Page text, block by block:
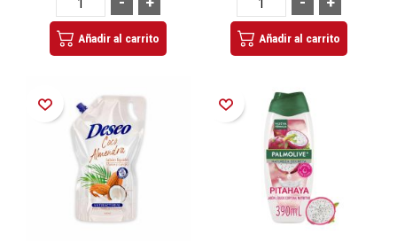
Añadir al carrito Añadir al carrito
Añadir a la Lista de Deseos Añadir a la Lista de Deseos